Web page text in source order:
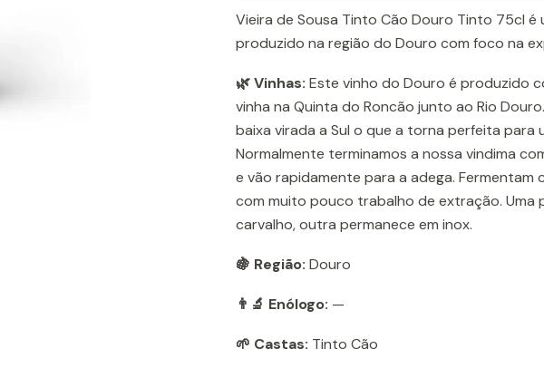
Vieira de Sousa Tinto Cão Douro Tinto 75cl é
produzido na região do Douro com foco na
🌿 Vinhas: Este vinho do Douro é produzido
vinha na Quinta do Roncão junto ao Rio
baixa virada a Sul o que a torna perfeita para
Normalmente terminamos a nossa vindima
e vão rapidamente para a adega. Fermentam
com muito pouco trabalho de extração.
carvalho, outra permanece em inox.
🍇 Região: Douro
👨‍🔬 Enólogo: —
🌱 Castas: Tinto Cão